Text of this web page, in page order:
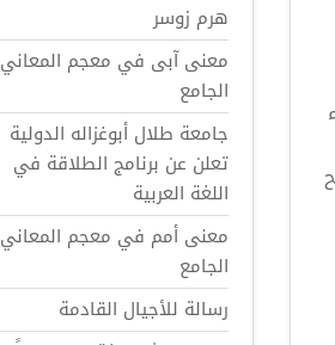
هرم زوسر
معنى آبى في معجم المعاني
الجامع
جامعة طلال أبوغزاله الدولية
تعلن عن برنامج الطلاقة في
اللغة العربية
معنى أمم في معجم المعاني
الجامع
رسالة للأجيال القادمة